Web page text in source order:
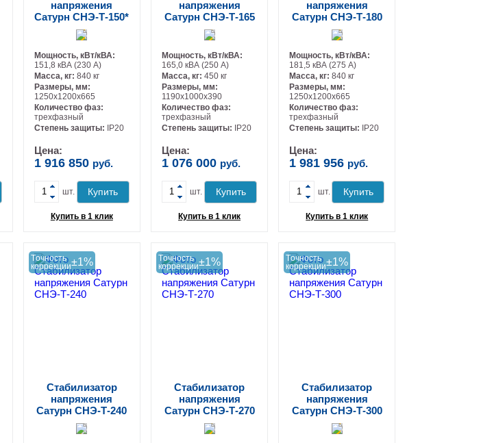
напряжения
Сатурн СНЭ-Т-150*
Мощность, кВт/кВА:
151,8 кВА (230 А)
Масса, кг: 840 кг
Размеры, мм:
1250х1200х665
Количество фаз:
трехфазный
Степень защиты: IP20
Цена:
1 916 850 руб.
-
+
шт. Купить
Купить в 1 клик
напряжения
Сатурн СНЭ-Т-165
Мощность, кВт/кВА:
165,0 кВА (250 А)
Масса, кг: 450 кг
Размеры, мм:
1190х1000х390
Количество фаз:
трехфазный
Степень защиты: IP20
Цена:
1 076 000 руб.
-
+
шт. Купить
Купить в 1 клик
напряжения
Сатурн СНЭ-Т-180
Мощность, кВт/кВА:
181,5 кВА (275 А)
Масса, кг:840 кг
Размеры, мм:
1250х1200х665
Количество фаз:
трехфазный
Степень защиты: IP20
Цена:
1 981 956 руб.
-
+
шт. Купить
Купить в 1 клик
Tочность
коррекции±1%
Стабилизатор
напряжения
Сатурн СНЭ-Т-240
Tочность
коррекции±1%
Стабилизатор
напряжения
Сатурн СНЭ-Т-270
Tочность
коррекции±1%
Стабилизатор
напряжения
Сатурн СНЭ-Т-300